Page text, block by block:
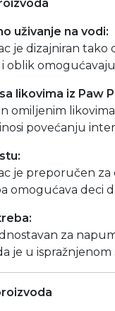
uživanje na vodi:
je dizajniran
oblik
likovima iz Paw
omiljenim
povećanju
je preporučen za
omogućava deci
za
je u